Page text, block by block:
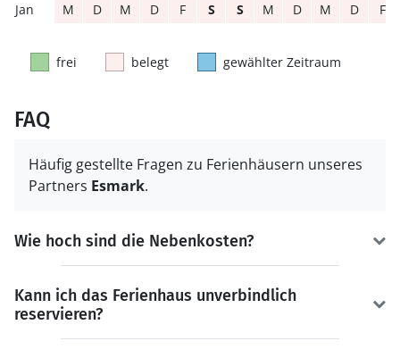
M
D M D F S S M D M D F
frei belegt gewählter Zeitraum
FAQ
Häufig gestellte Fragen zu Ferienhäusern unseres
Partners Esmark.
Wie hoch sind die Nebenkosten?
Kann ich das Ferienhaus unverbindlich
reservieren?